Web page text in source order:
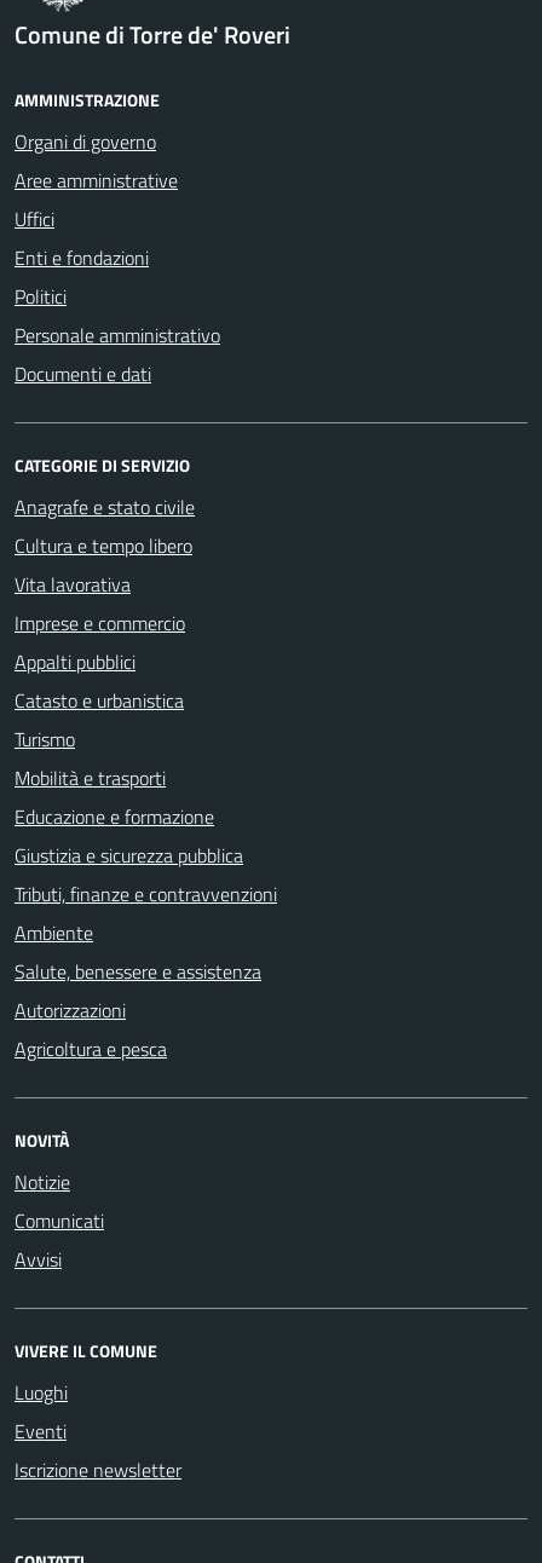
Comune di Torre de' Roveri
AMMINISTRAZIONE
Organi di governo
Aree amministrative
Uffici
Enti e fondazioni
Politici
Personale amministrativo
Documenti e dati
CATEGORIE DI SERVIZIO
Anagrafe e stato civile
Cultura e tempo libero
Vita lavorativa
Imprese e commercio
Appalti pubblici
Catasto e urbanistica
Turismo
Mobilità e trasporti
Educazione e formazione
Giustizia e sicurezza pubblica
Tributi, finanze e contravvenzioni
Ambiente
Salute, benessere e assistenza
Autorizzazioni
Agricoltura e pesca
NOVITÀ
Notizie
Comunicati
Avvisi
VIVERE IL COMUNE
Luoghi
Eventi
Iscrizione newsletter